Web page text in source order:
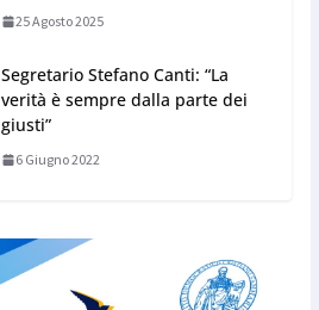
25 Agosto 2025
Segretario Stefano Canti: “La
verità è sempre dalla parte dei
giusti”
6 Giugno 2022